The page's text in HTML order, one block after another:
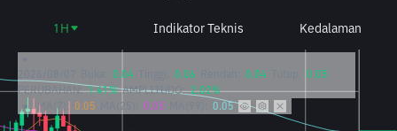
1H Indikator Teknis Kedalaman
0.04 0.06 0.04
0.05
PERUBAHAN: 1.41% AMPLITUDO: 2.02%
MA(7): 0.05 MA(25): 0.05 0.05